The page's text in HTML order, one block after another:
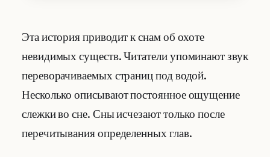
Эта история приводит к снам об охоте
невидимых существ. Читатели упоминают звук
переворачиваемых страниц под водой.
Несколько описывают постоянное ощущение
слежки во сне. Сны исчезают только после
перечитывания определенных глав.